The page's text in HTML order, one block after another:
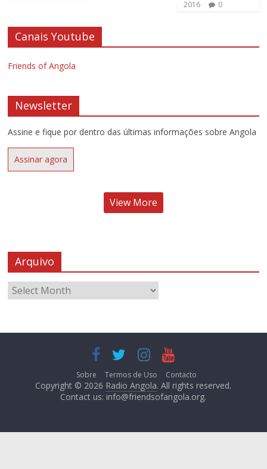
2016
0
Canais Youtube
Friends of Angola
Newsletter
Assine e fique por dentro das últimas informações sobre Angola
Assinar agora
View More
Arquivo
Sobre Termos de Uso Contacto
Copyright © 2026 Radio Angola. All rights reserved.
Contact us: info@friendsofangola.org.